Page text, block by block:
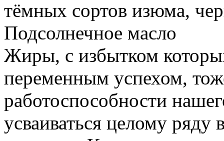
тёмных сортов изюма,
Подсолнечное масло
Жиры, с избытком
переменным успехом,
работоспособности
усваиваться целому